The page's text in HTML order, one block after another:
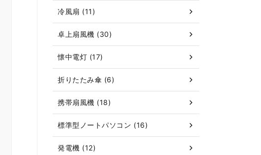
冷風扇 (11)
卓上扇風機 (30)
懐中電灯 (17)
折りたたみ傘 (6)
携帯扇風機 (18)
標準型ノートパソコン (16)
発電機 (12)